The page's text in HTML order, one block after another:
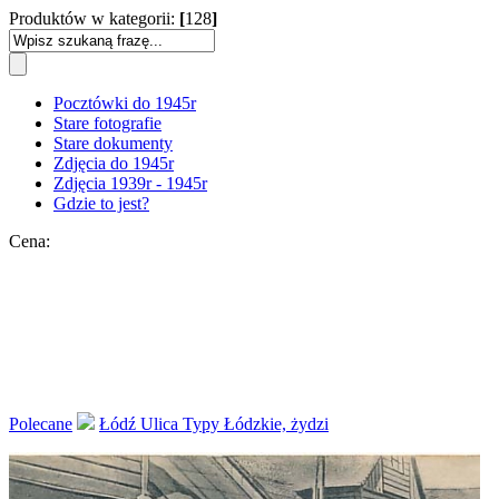
Produktów w kategorii: [128]
Pocztówki do 1945r
Stare fotografie
Stare dokumenty
Zdjęcia do 1945r
Zdjęcia 1939r - 1945r
Gdzie to jest?
Cena:
Polecane Łódź Ulica Typy Łódzkie, żydzi